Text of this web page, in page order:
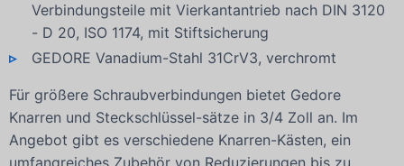
Verbindungsteile mit Vierkantantrieb nach DIN 3120
- D 20, ISO 1174, mit Stiftsicherung
GEDORE Vanadium-Stahl 31CrV3, verchromt
Für größere Schraubverbindungen bietet Gedore
Knarren und Steckschlüssel-sätze in 3/4 Zoll an. Im
Angebot gibt es verschiedene Knarren-Kästen, ein
umfangreiches Zubehör von Reduzierungen bis zu